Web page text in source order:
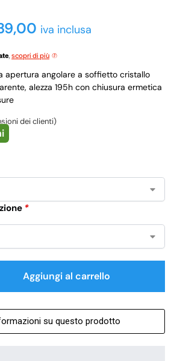
iva inclusa
, scopri di più
apertura angolare a soffietto cristallo
alezza 195h con chiusura ermetica
dei clienti)
*
Aggiungi al carrello
su questo prodotto